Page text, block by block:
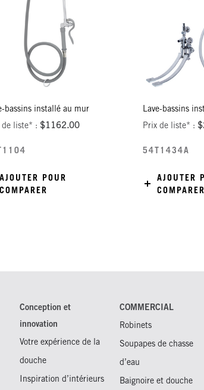
bassins installé au mur
de liste* : $1162.00
AJOUTER POUR
COMPARER
Lave-bassins
Prix de liste* :
54T1434A
AJOUTER
COMPARER
Conception et
innovation
Votre expérience de la
douche
Inspiration d’intérieurs
COMMERCIAL
Robinets
Soupapes de chasse
d’eau
Baignoire et douche